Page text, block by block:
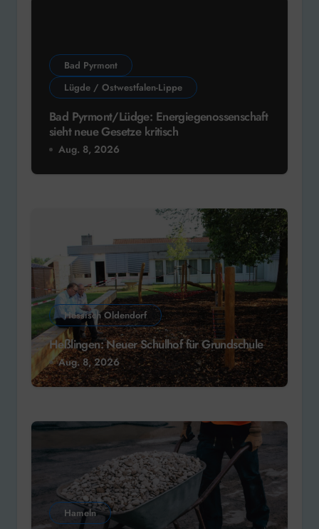
Bad Pyrmont
Lügde / Ostwestfalen-Lippe
Bad Pyrmont/Lüdge: Energiegenossenschaft
sieht neue Gesetze kritisch
Aug. 8, 2026
Hessisch Oldendorf
Heßlingen: Neuer Schulhof für Grundschule
Aug. 8, 2026
Hameln